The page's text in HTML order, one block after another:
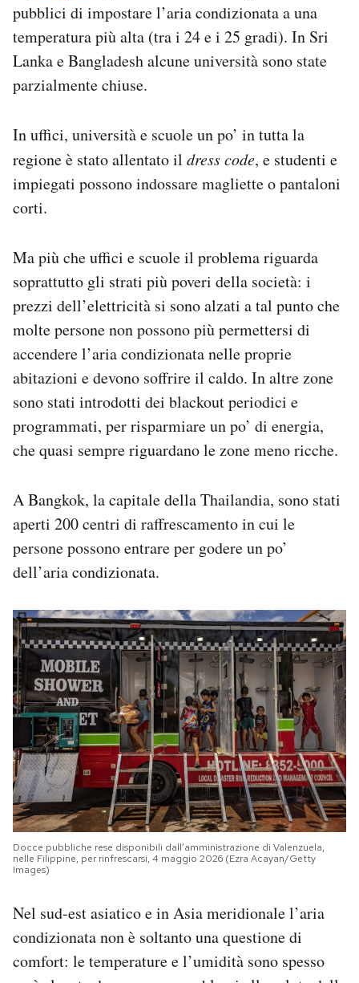
pubblici di impostare l’aria condizionata a una
temperatura più alta (tra i 24 e i 25 gradi). In Sri
Lanka e Bangladesh alcune università sono state
parzialmente chiuse.
In uffici, università e scuole un po’ in tutta la
regione è stato allentato il dress code, e studenti e
impiegati possono indossare magliette o pantaloni
corti.
Ma più che uffici e scuole il problema riguarda
soprattutto gli strati più poveri della società: i
prezzi dell’elettricità si sono alzati a tal punto che
molte persone non possono più permettersi di
accendere l’aria condizionata nelle proprie
abitazioni e devono soffrire il caldo. In altre zone
sono stati introdotti dei blackout periodici e
programmati, per risparmiare un po’ di energia,
che quasi sempre riguardano le zone meno ricche.
A Bangkok, la capitale della Thailandia, sono stati
aperti 200 centri di raffrescamento in cui le
persone possono entrare per godere un po’
dell’aria condizionata.
Docce pubbliche rese disponibili dall’amministrazione di Valenzuela,
nelle Filippine, per rinfrescarsi, 4 maggio 2026 (Ezra Acayan/Getty
Images)
Nel sud-est asiatico e in Asia meridionale l’aria
condizionata non è soltanto una questione di
comfort: le temperature e l’umidità sono spesso